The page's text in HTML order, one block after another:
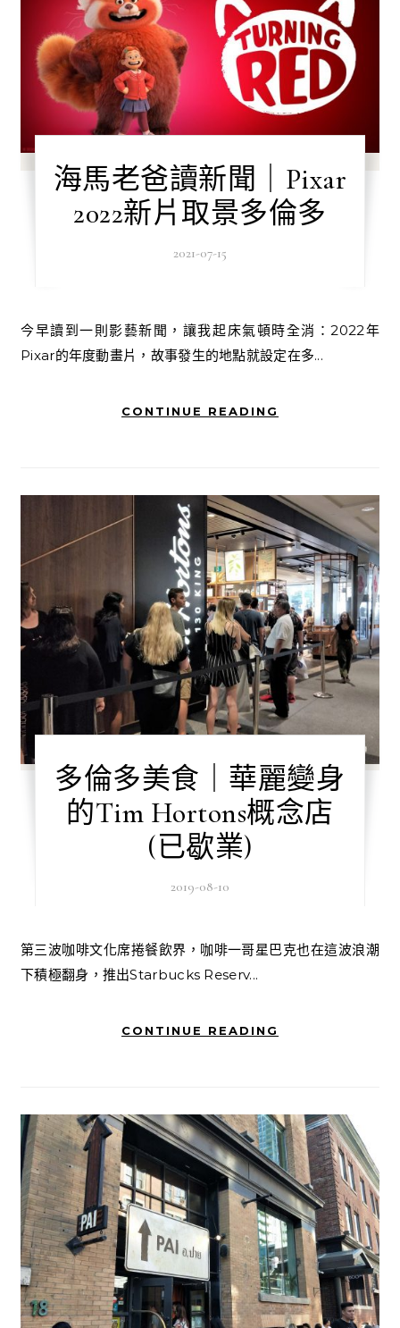
海馬老爸讀新聞｜Pixar
2022新片取景多倫多
2021-07-15
今早讀到一則影藝新聞，讓我起床氣頓時全消：2022年
Pixar的年度動畫片，故事發生的地點就設定在多...
CONTINUE READING
多倫多美食｜華麗變身
的Tim Hortons概念店
(已歇業)
2019-08-10
第三波咖啡文化席捲餐飲界，咖啡一哥星巴克也在這波浪潮
下積極翻身，推出Starbucks Reserv...
CONTINUE READING